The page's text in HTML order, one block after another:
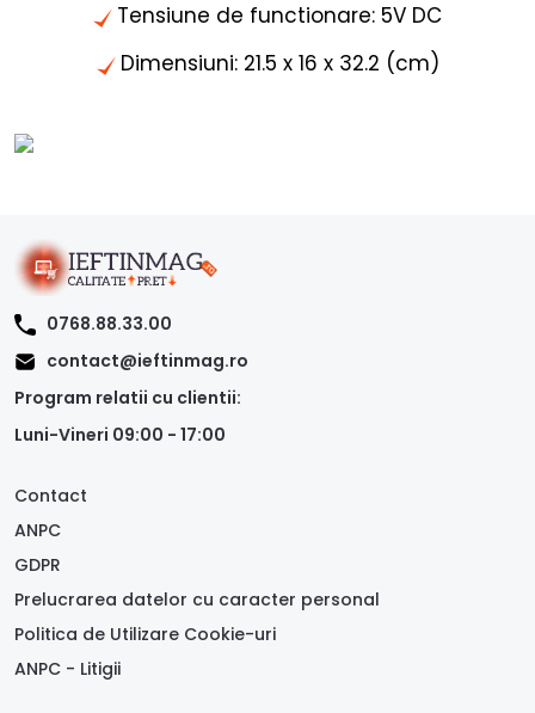
Tensiune de functionare: 5V DC
Dimensiuni: 21.5 x 16 x 32.2 (cm)
0768.88.33.00
contact@ieftinmag.ro
Program relatii cu clientii:
Luni-Vineri 09:00 - 17:00
Contact
ANPC
GDPR
Prelucrarea datelor cu caracter personal
Politica de Utilizare Cookie-uri
ANPC - Litigii